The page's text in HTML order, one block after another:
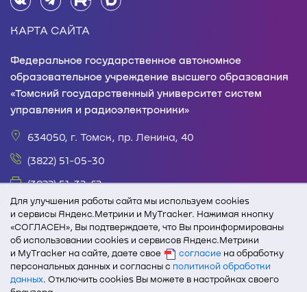
Для улучшения работы сайта мы используем cookies
и сервисы Яндекс.Метрики и MyTracker. Нажимая кнопку
«СОГЛАСЕН», Вы подтверждаете, что Вы проинформированы
об использовании cookies и сервисов Яндекс.Метрики
и MyTracker на сайте, даете свое
согласие на обработку
персональных данных и согласны с политикой обработки
данных. Отключить cookies Вы можете в настройках своего
КАРТА САЙТА
Федеральное государственное автономное
образовательное учреждение высшего образования
«Томский государственный университет систем
управления и радиоэлектроники»
634050, г. Томск, пр. Ленина, 40
(3822) 51-05-30
(3822) 51-32-62
office@tusur.ru
пн. – пт., 8:30 – 17:30, обед, 13:00 – 14:00
При полном или частичном использовании текстовых
и графических материалов с сайта edu.tusur.ru
активная ссылка на сайт ТУСУРа обязательна.